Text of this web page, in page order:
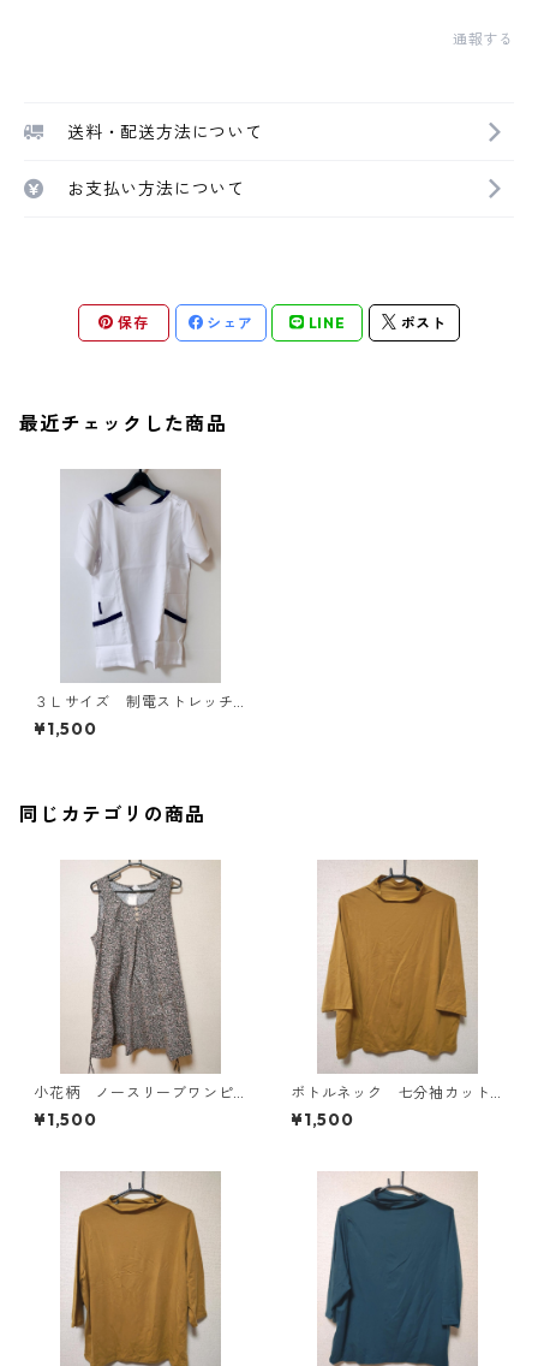
通報する
送料・配送方法について
お支払い方法について
保存 シェア LINE ポスト
最近チェックした商品
３Ｌサイズ 制電ストレッチ
ギャバ レイヤード風スクラ
ブ ホワイト×ネイビー KAE
¥1,500
同じカテゴリの商品
小花柄 ノースリーブワンピ
ース ４Ｌ ブラック KAE-
4819
¥1,500
ボトルネック 七分袖カット
ソー ４Ｌ マスタード KA
E-4818
¥1,500